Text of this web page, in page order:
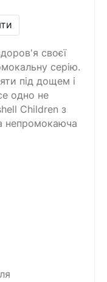
своєї
серію.
під дощем і
одно не
Children з
непромокаюча